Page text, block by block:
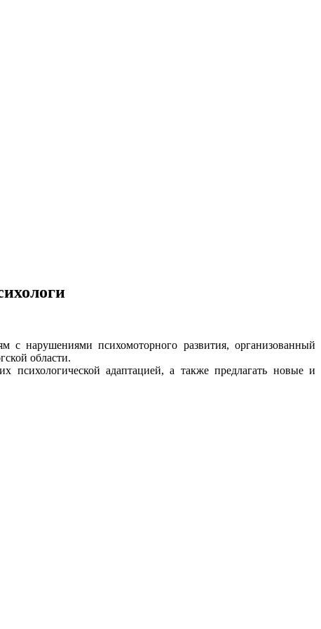
нарушениями психомоторного развития, организованный
области.
психологической адаптацией, а также предлагать новые и